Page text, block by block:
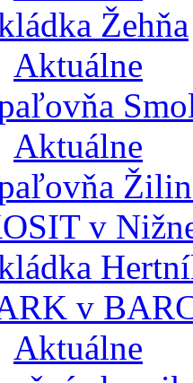
Žehňa
Aktuálne
Aktuálne
v
v
Aktuálne